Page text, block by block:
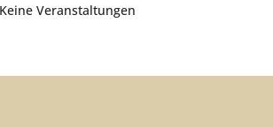
Keine Veranstaltungen